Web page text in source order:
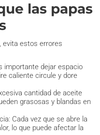
las papas
evita estos errores
importante dejar espacio
caliente circule y dore
cantidad de aceite
grasosas y blandas en
Cada vez que se abre la
lo que puede afectar la